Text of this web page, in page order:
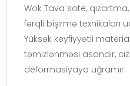
Wok Tava sote,
fərqli bişirmə texnikaları
Yüksək keyfiyyətli
təmizlənməsi asandır,
deformasiyaya uğramır.